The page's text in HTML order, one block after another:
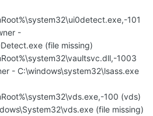
101
-
(file missing)
1003
- C:\windows\system32\lsass.exe
100 (vds)
(file missing)